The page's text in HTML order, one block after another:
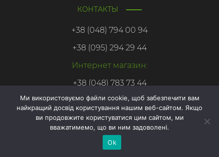
КОНТАКТЫ
+38 (048) 794 00 94
+38 (095) 294 29 44
Интернет магазин:
+38 (048) 783 73 44
Copyright © 2026. Азбука здоровья.
Онлайн
запис
Ми використовуємо файли cookie, щоб забезпечити вам
найкращий досвід користування нашим веб-сайтом. Якщо
ви продовжите користуватися цим сайтом, ми
вважатимемо, що ви ним задоволені.
Ok